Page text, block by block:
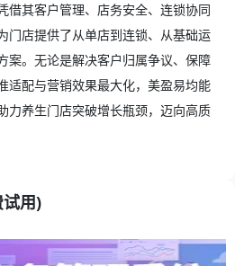
借其客户管理、店务安全、连锁协同
门店提供了从单店到连锁、从基础运
案。无论是解决客户归属争议、保障
适配与营销效果最大化，美盈易均能
力养生门店突破增长瓶颈，迈向高质
用)